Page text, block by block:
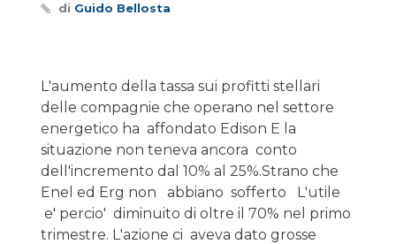
di Guido Bellosta
L'aumento della tassa sui profitti stellari
delle compagnie che operano nel settore
energetico ha affondato Edison E la
situazione non teneva ancora conto
dell'incremento dal 10% al 25%.Strano che
Enel ed Erg non abbiano sofferto L'utile
e' percio' diminuito di oltre il 70% nel primo
trimestre. L'azione ci aveva dato grosse